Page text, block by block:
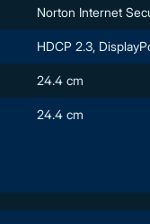
Norton Internet
HDCP 2.3,
24.4 cm
24.4 cm